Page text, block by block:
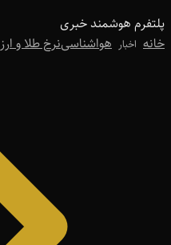
پلتفرم هوشمند خبری
خانه اخبار هواشناسینرخ طلا و ارز